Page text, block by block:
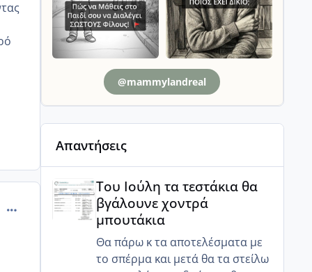
comment_1245139
@mammylandreal
Απαντήσεις
Του Ιούλη τα τεστάκια θα
βγάλουνε χοντρά
μπουτάκια
Θα πάρω κ τα αποτελέσματα με
το σπέρμα και μετά θα τα στείλω